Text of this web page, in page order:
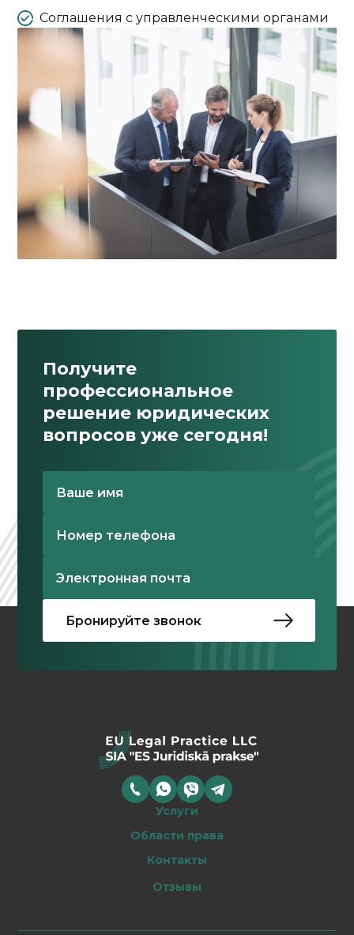
Соглашения с управленческими органами
Получите
профессиональное
решение юридических
вопросов уже сегодня!
Услуги
Области права
Контакты
Отзывы